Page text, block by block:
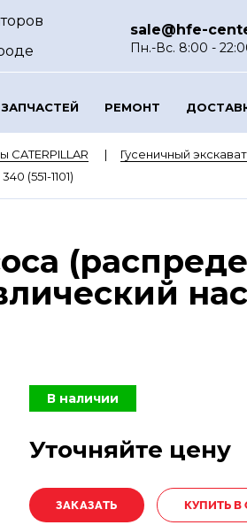
sale@hfe-
Пн.-Вс. 8:00 -
РЕМОНТ
CATERPILLAR Гусеничный
(551-1101)
В наличии
Уточняйте цену
КУПИТЬ